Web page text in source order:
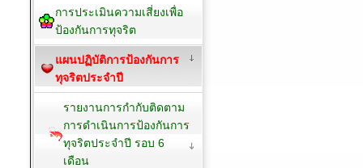
การประเมินความเสี่ยงเพื่อ
ป้องกันการทุจริต
แผนปฏิบัติการป้องกันการ
ทุจริตประจำปี
รายงานการกำกับติดตาม
การดำเนินการป้องกันการ
ทุจริตประจำปี รอบ 6
เดือน